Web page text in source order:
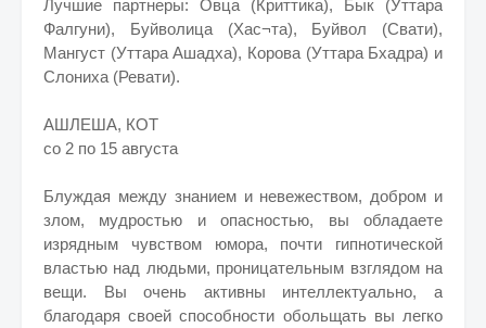
Лучшие партнеры: Овца (Криттика), Бык (Уттара
Фалгуни), Буйволица (Хас¬та), Буйвол (Свати),
Мангуст (Уттара Ашадха), Корова (Уттара Бхадра) и
Слониха (Ревати).
АШЛЕША, КОТ
со 2 по 15 августа
Блуждая между знанием и невежеством, добром и
злом, мудростью и опасностью, вы обладаете
изрядным чувством юмора, почти гипнотической
властью над людьми, проницательным взглядом на
вещи. Вы очень активны интеллектуально, а
благодаря своей способности обольщатьвы легко